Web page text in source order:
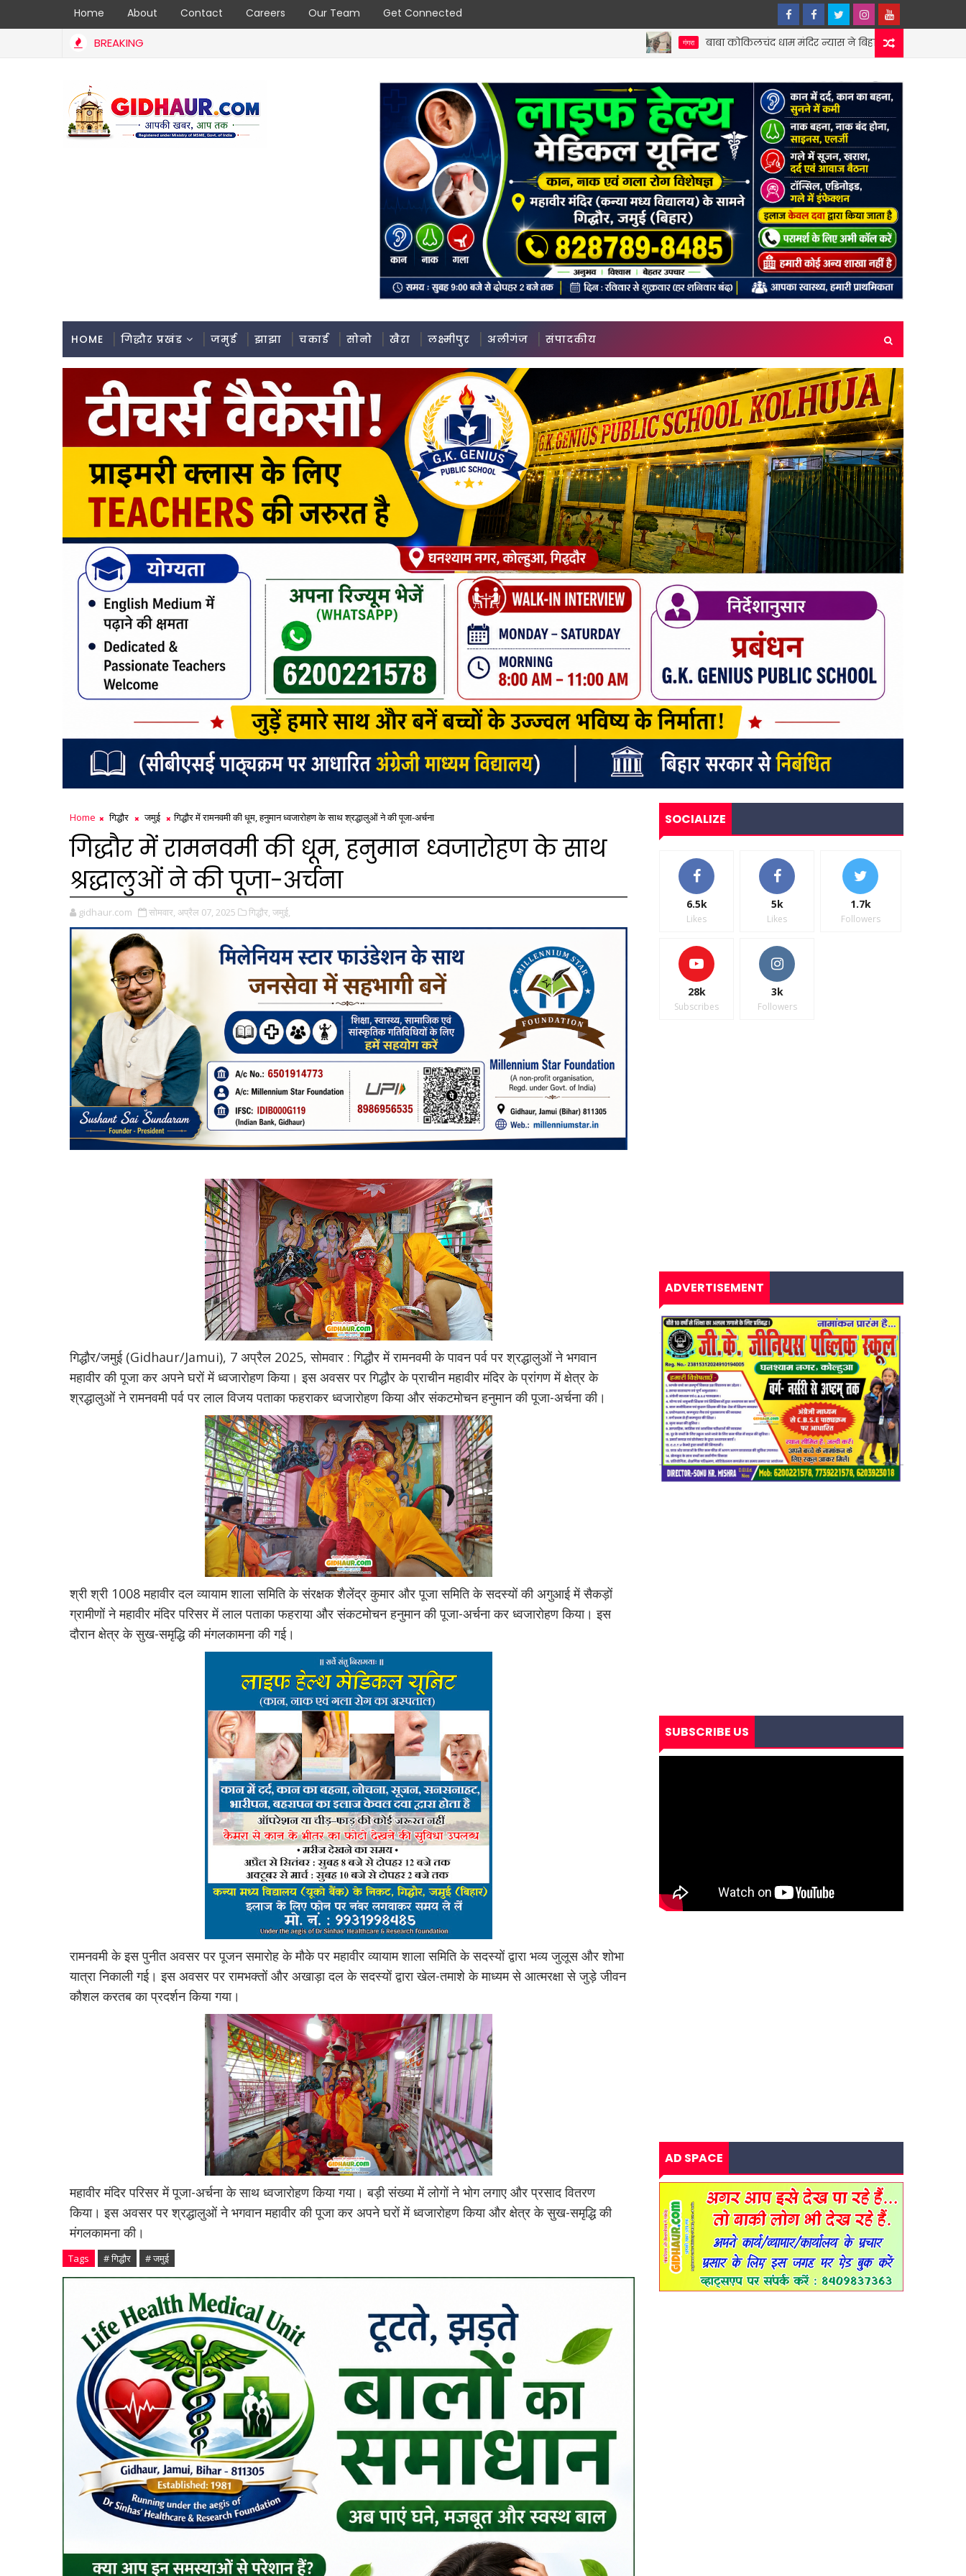
Home About Contact Careers Our Team Get Connected
BREAKING बाबा कोकिलचंद धाम मंदिर न्यास ने बिहार धार्मिक न्यास पर्षद को सौंपी वर्ष
HOME गिद्धौर प्रखंड जमुई झाझा चकाई सोनो खैरा लक्ष्मीपुर अलीगंज संपादकीय
Home गिद्धौर जमुई गिद्धौर में रामनवमी की धूम, हनुमान ध्वजारोहण के साथ श्रद्धालुओं ने की पूजा-अर्चना
गिद्धौर में रामनवमी की धूम, हनुमान ध्वजारोहण के साथ
श्रद्धालुओं ने की पूजा-अर्चना
gidhaur.com सोमवार, अप्रैल 07, 2025 गिद्धौर, जमुई,
गिद्धौर/जमुई (Gidhaur/Jamui), 7 अप्रैल 2025, सोमवार : गिद्धौर में रामनवमी के पावन पर्व पर श्रद्धालुओं ने भगवान
महावीर की पूजा कर अपने घरों में ध्वजारोहण किया। इस अवसर पर गिद्धौर के प्राचीन महावीर मंदिर के प्रांगण में क्षेत्र के
श्रद्धालुओं ने रामनवमी पर्व पर लाल विजय पताका फहराकर ध्वजारोहण किया और संकटमोचन हनुमान की पूजा-अर्चना की।
श्री श्री 1008 महावीर दल व्यायाम शाला समिति के संरक्षक शैलेंद्र कुमार और पूजा समिति के सदस्यों की अगुआई में सैकड़ों
ग्रामीणों ने महावीर मंदिर परिसर में लाल पताका फहराया और संकटमोचन हनुमान की पूजा-अर्चना कर ध्वजारोहण किया। इस
दौरान क्षेत्र के सुख-समृद्धि की मंगलकामना की गई।
रामनवमी के इस पुनीत अवसर पर पूजन समारोह के मौके पर महावीर व्यायाम शाला समिति के सदस्यों द्वारा भव्य जुलूस और शोभा
यात्रा निकाली गई। इस अवसर पर रामभक्तों और अखाड़ा दल के सदस्यों द्वारा खेल-तमाशे के माध्यम से आत्मरक्षा से जुड़े जीवन
कौशल करतब का प्रदर्शन किया गया।
महावीर मंदिर परिसर में पूजा-अर्चना के साथ ध्वजारोहण किया गया। बड़ी संख्या में लोगों ने भोग लगाए और प्रसाद वितरण
किया। इस अवसर पर श्रद्धालुओं ने भगवान महावीर की पूजा कर अपने घरों में ध्वजारोहण किया और क्षेत्र के सुख-समृद्धि की
मंगलकामना की।
Tags # गिद्धौर # जमुई
SOCIALIZE
6.5k
Likes
5k
Likes
1.7k
Followers
28k
Subscribes
3k
Followers
ADVERTISEMENT
SUBSCRIBE US
AD SPACE